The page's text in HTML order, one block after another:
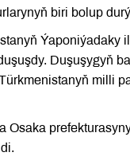
biri bolup
Ýaponiýadaky
Duşuşygyň
milli
Osaka